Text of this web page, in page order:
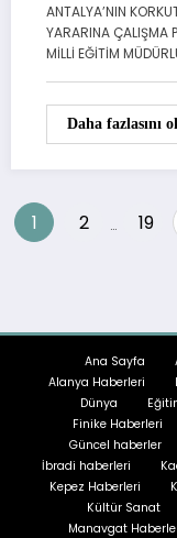
ANTALYA’NIN
YARARINA ÇALIŞMA
MİLLİ EĞİTİM
Daha fazlasını
Yazı
1 2 19
Ana Sayfa
Alanya Haberleri
Dünya
Finike Haberleri
Güncel haberler
İbradi haberleri
Kepez Haberleri
Kültür Sanat
Manavgat